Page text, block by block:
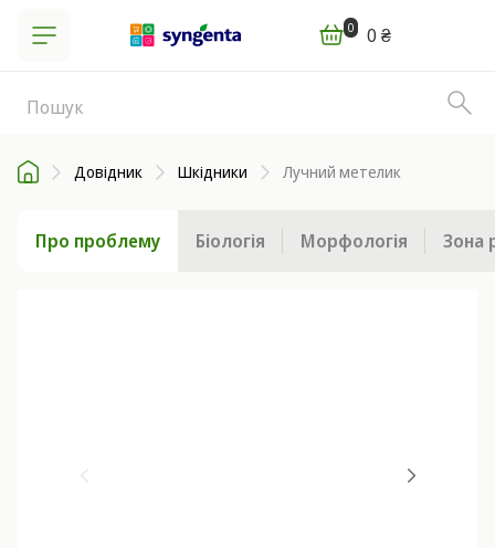
0 0 ₴
Довідник Шкідники Лучний метелик
Про проблему Біологія Морфологія Зона